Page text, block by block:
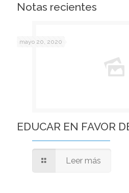
Notas recientes
mayo 20, 2020
EDUCAR EN FAVOR
Leer más